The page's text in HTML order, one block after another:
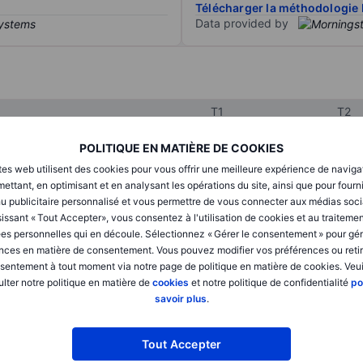
POLITIQUE EN MATIÈRE DE COOKIES
web utilisent des cookies pour vous offrir une meilleure expérience de
en optimisant et en analysant les opérations du site, ainsi que pour
publicitaire personnalisé et vous permettre de vous connecter aux médias
« Tout Accepter», vous consentez à l'utilisation de cookies et au
personnelles qui en découle. Sélectionnez « Gérer le consentement » pour
en matière de consentement. Vous pouvez modifier vos préférences ou
à tout moment via notre page de politique en matière de cookies.
notre politique en matière de cookies et notre politique de confidentialité
savoir plus.
Tout Accepter
Télécharger la méthodologie
Data provided by
T1 T2
XXXXXXX XXXXXXX
XXXXXXX XXXXXXX
XXXXXXX XXXXXXX
XXXXXXX XXXXXXX